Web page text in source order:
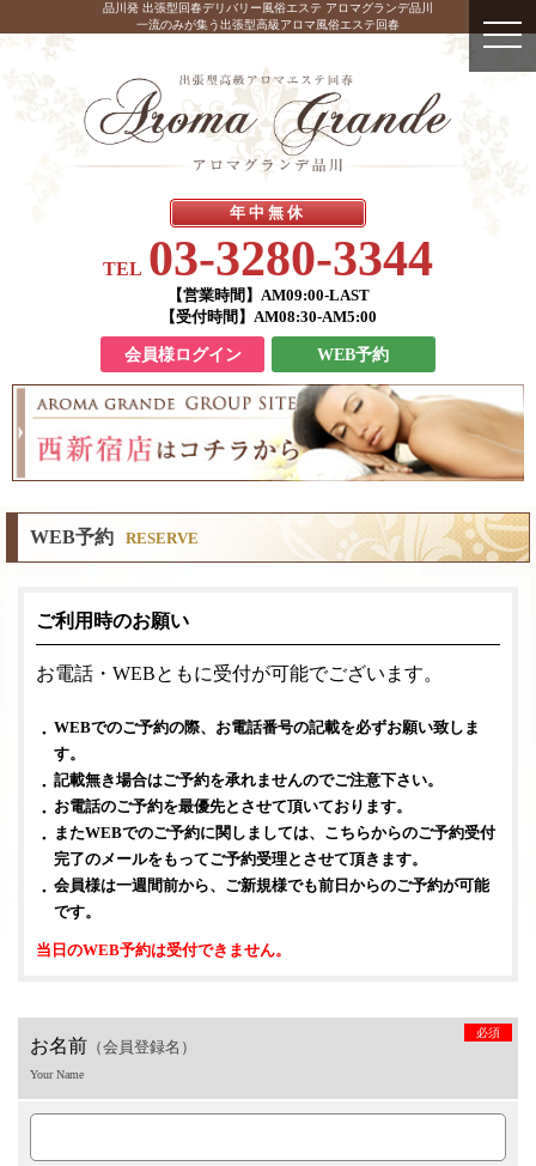
品川発 出張型回春デリバリー風俗エステ アロマグランデ品川
一流のみが集う出張型高級アロマ風俗エステ回春
年中無休
TEL 03-3280-3344
【営業時間】 AM09:00-LAST
【受付時間】 AM08:30-AM5:00
会員様ログイン WEB予約
WEB予約 RESERVE
ご利用時のお願い
お電話・WEBともに受付が可能でございます。
WEBでのご予約の際、お電話番号の記載を必ずお願い致しま
す。
記載無き場合はご予約を承れませんのでご注意下さい。
お電話のご予約を最優先とさせて頂いております。
またWEBでのご予約に関しましては、こちらからのご予約受付
完了のメールをもってご予約受理とさせて頂きます。
会員様は一週間前から、ご新規様でも前日からのご予約が可能
です。
当日のWEB予約は受付できません。
お名前 （会員登録名）
必須
Your Name